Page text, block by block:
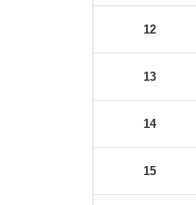
12
13
14
15